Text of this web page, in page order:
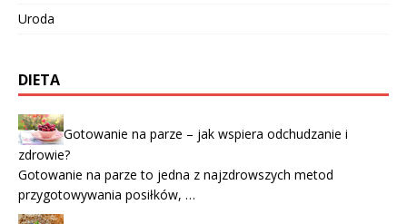
Uroda
DIETA
Gotowanie na parze – jak wspiera odchudzanie i
zdrowie?
Gotowanie na parze to jedna z najzdrowszych metod
przygotowywania posiłków, …